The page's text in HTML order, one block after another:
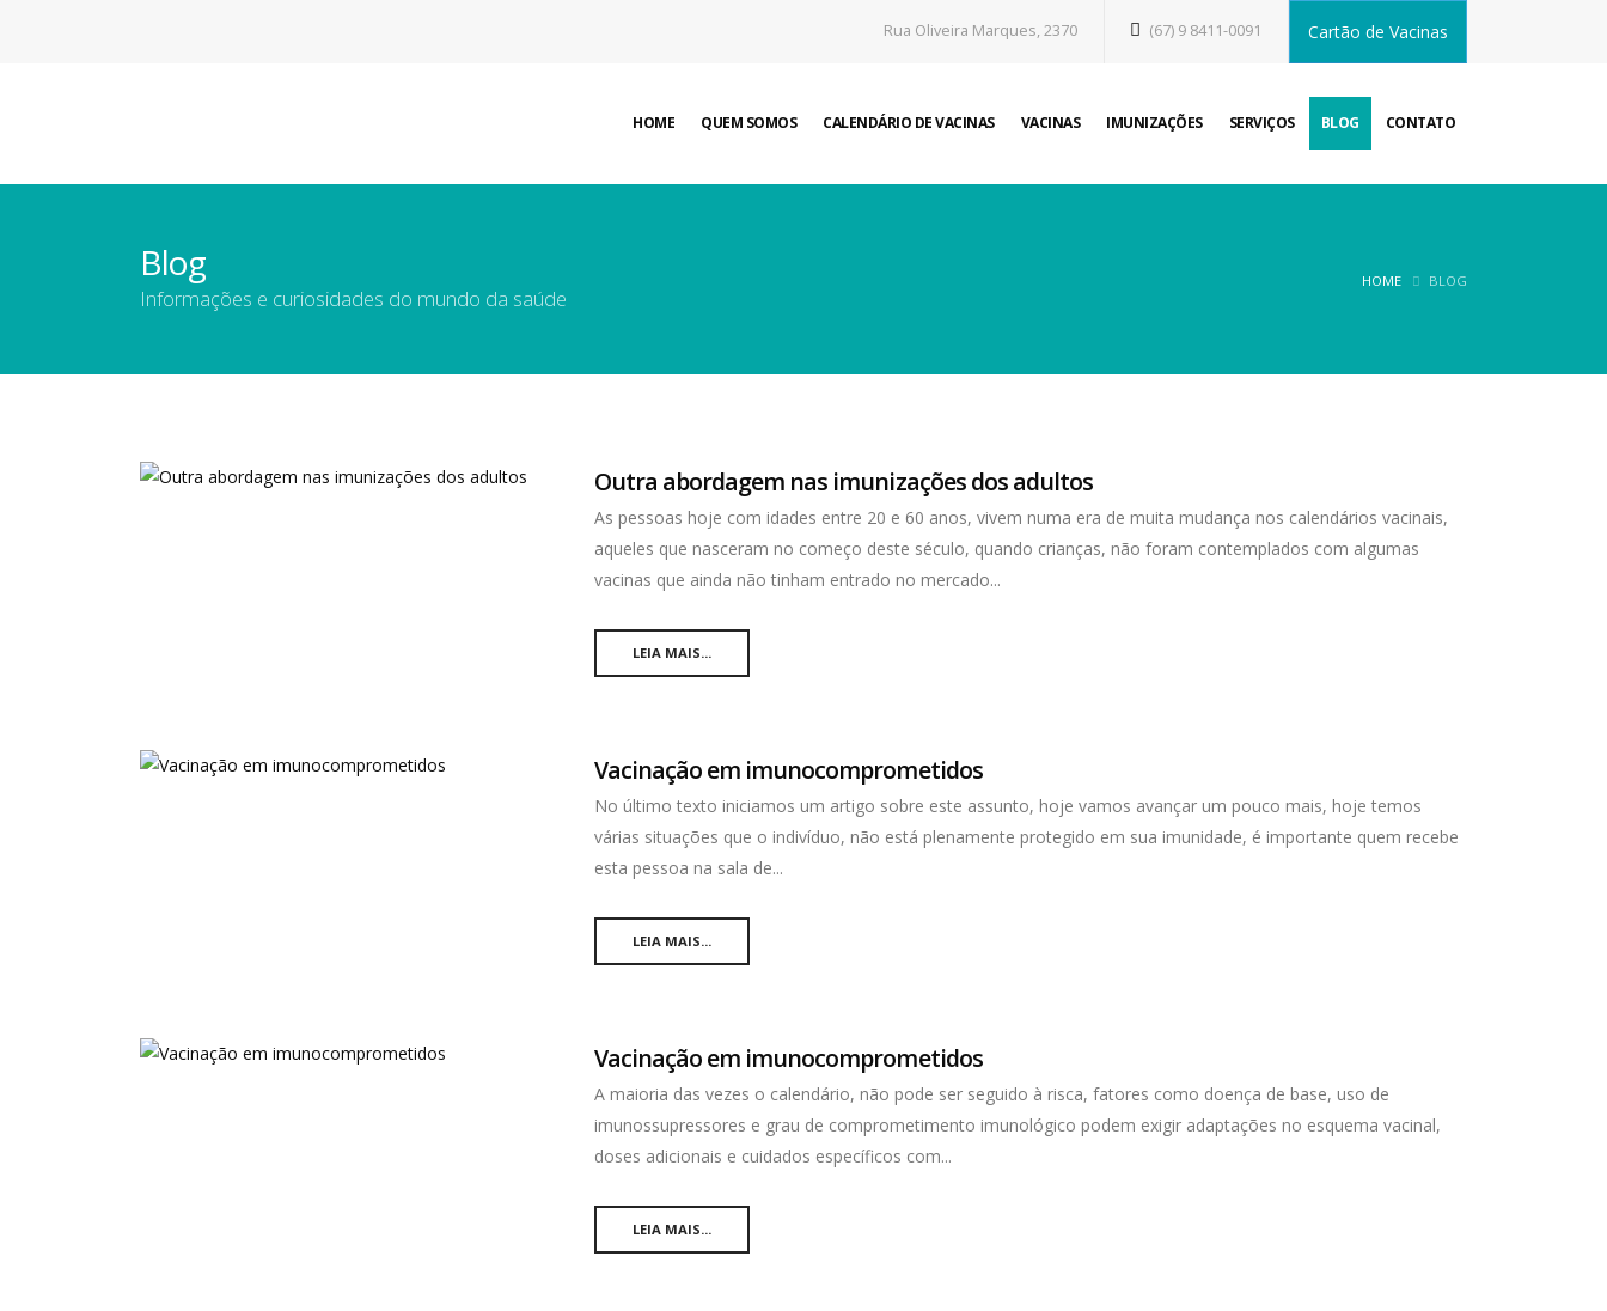
Rua Oliveira Marques, 2370 (67) 9 8411-0091 Cartão de Vacinas
HOME QUEM SOMOS CALENDÁRIO DE VACINAS VACINAS IMUNIZAÇÕES SERVIÇOS BLOG CONTATO
Blog
Informações e curiosidades do mundo da saúde
HOME BLOG
Outra abordagem nas imunizações dos adultos
As pessoas hoje com idades entre 20 e 60 anos, vivem numa era de muita mudança nos calendários vacinais,
aqueles que nasceram no começo deste século, quando crianças, não foram contemplados com algumas
vacinas que ainda não tinham entrado no mercado...
LEIA MAIS...
Vacinação em imunocomprometidos
No último texto iniciamos um artigo sobre este assunto, hoje vamos avançar um pouco mais, hoje temos
várias situações que o indivíduo, não está plenamente protegido em sua imunidade, é importante quem recebe
esta pessoa na sala de...
LEIA MAIS...
Vacinação em imunocomprometidos
A maioria das vezes o calendário, não pode ser seguido à risca, fatores como doença de base, uso de
imunossupressores e grau de comprometimento imunológico podem exigir adaptações no esquema vacinal,
doses adicionais e cuidados específicos com...
LEIA MAIS...